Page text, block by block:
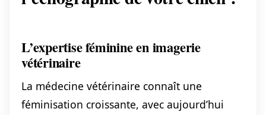
L’expertise féminine en imagerie
vétérinaire
La médecine vétérinaire connaît une
féminisation croissante, avec aujourd’hui